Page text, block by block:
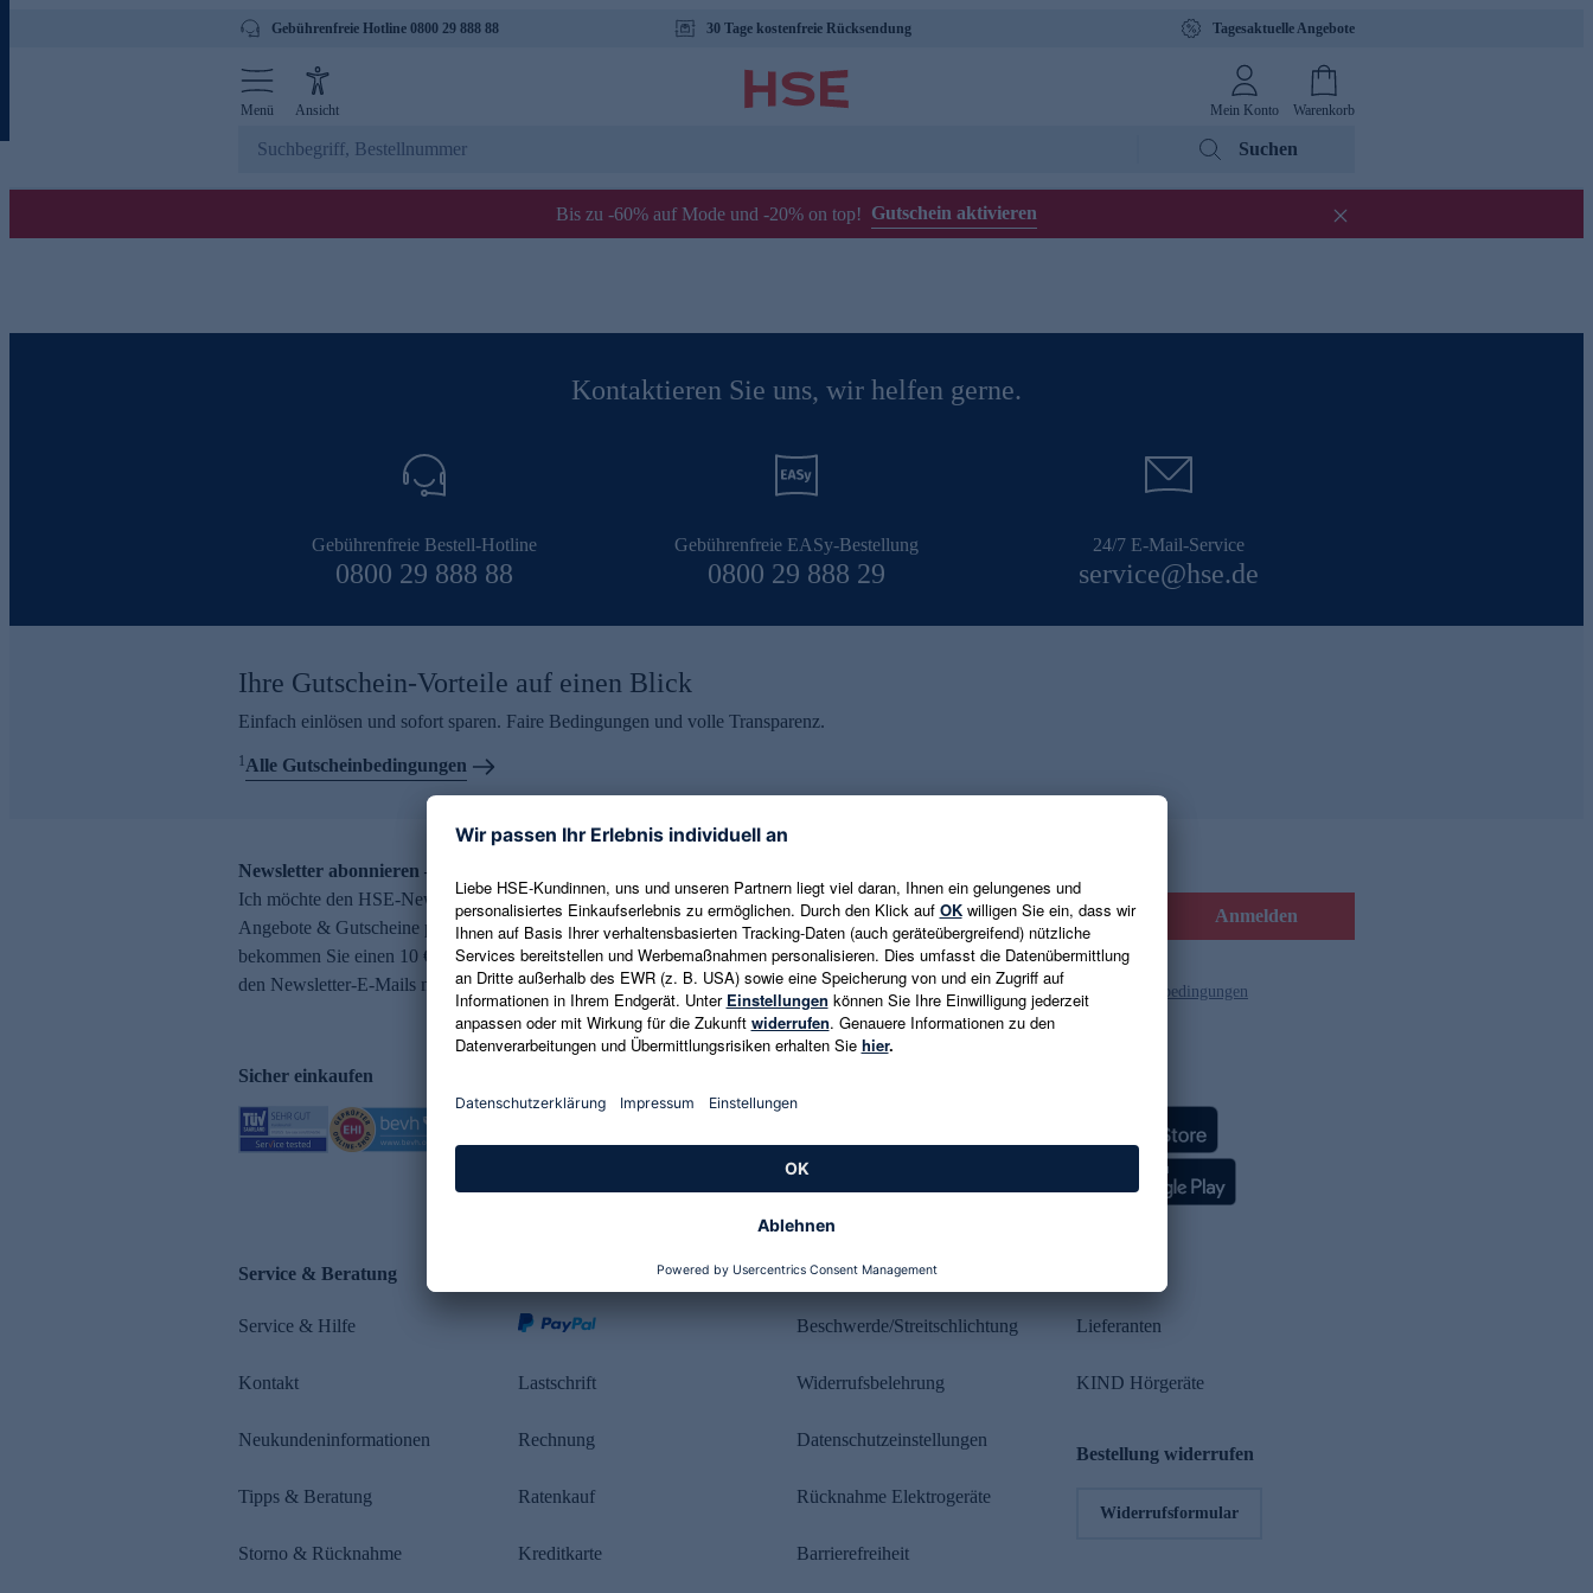
Gebührenfreie Hotline 0800 29 888 88 30 Tage kostenfreie Rücksendung Tagesaktuelle Angebote
Menü Ansicht Mein Konto Warenkorb
Suchen
Bis zu -60% auf Mode und -20% on top! Gutschein aktivieren
Kontaktieren Sie uns, wir helfen gerne.
Gebührenfreie Bestell-Hotline
0800 29 888 88
Gebührenfreie EASy-Bestellung
0800 29 888 29
24/7 E-Mail-Service
service@hse.de
Ihre Gutschein-Vorteile auf einen Blick
Einfach einlösen und sofort sparen. Faire Bedingungen und volle Transparenz.
1Alle Gutscheinbedingungen
Newsletter abonnieren – 10 € Gutschein erhalten
Ich möchte den HSE-Newsletter abonnieren und aktuelle Trends,
Angebote & Gutscheine per E-Mail erhalten. Als Dankeschön
bekommen Sie einen 10 € Gutschein. Eine Abmeldung ist jederzeit in
den Newsletter-E-Mails möglich.
E-Mail-Adresse eingeben Anmelden
Es gelten die Datenschutzrichtlinien und die Gutscheinbedingungen
Sicher einkaufen
Service & Beratung
Service & Hilfe
Kontakt
Neukundeninformationen
Tipps & Beratung
Storno & Rücknahme
Lastschrift
Rechnung
Ratenkauf
Kreditkarte
Rechtliches
Beschwerde/Streitschlichtung
Widerrufsbelehrung
Datenschutzeinstellungen
Rücknahme Elektrogeräte
Barrierefreiheit
Lieferanten
KIND Hörgeräte
Bestellung widerrufen
Widerrufsformular